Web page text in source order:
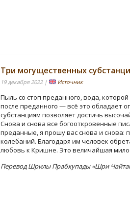
Три могущественных
19 декабря 2022 | Источник
Пыль со стоп преданного, вода,
после преданного — всё это обладает
субстанциям позволяет достичь
Снова и снова все богооткровенные
преданные, я прошу вас снова и снова:
колебаний. Благодаря им человек
любовь к Кришне. Это величайшая
Перевод Шрилы Прабхупады «Шри